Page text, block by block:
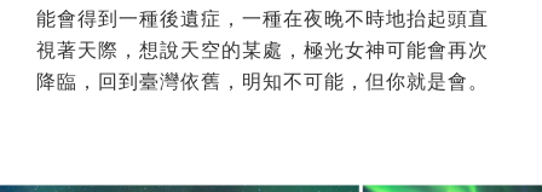
能會得到一種後遺症，一種在夜晚不時地抬起頭直
視著天際，想說天空的某處，極光女神可能會再次
降臨，回到臺灣依舊，明知不可能，但你就是會。